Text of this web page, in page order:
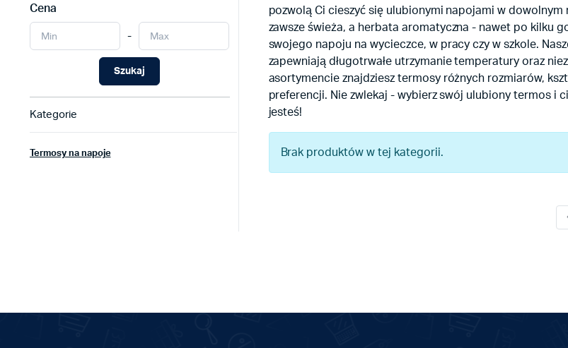
pozwolą Ci cieszyć się ulubionymi napojami w
zawsze świeża, a herbata aromatyczna - nawet po kilku
swojego napoju na wycieczce, w pracy czy w szkole.
zapewniają długotrwałe utrzymanie temperatury oraz
asortymencie znajdziesz termosy różnych rozmiarów,
preferencji. Nie zwlekaj - wybierz swój ulubiony termos i
jesteś!
Brak produktów w tej kategorii.
Cena
-
Szukaj
Kategorie
Termosy na napoje